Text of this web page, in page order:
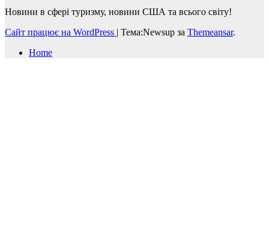
Новини в сфері туризму, новини США та всього світу!
Сайт працює на WordPress | Тема:Newsup за Themeansar.
Home